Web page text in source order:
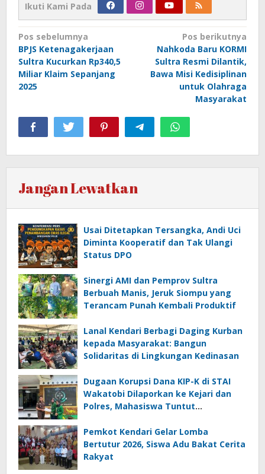
Ikuti Kami Pada
Navigasi
pos
Pos sebelumnya
BPJS Ketenagakerjaan
Sultra Kucurkan Rp340,5
Miliar Klaim Sepanjang
2025
Pos berikutnya
Nahkoda Baru KORMI
Sultra Resmi Dilantik,
Bawa Misi Kedisiplinan
untuk Olahraga
Masyarakat
Jangan Lewatkan
Usai Ditetapkan Tersangka, Andi Uci
Diminta Kooperatif dan Tak Ulangi
Status DPO
Sinergi AMI dan Pemprov Sultra
Berbuah Manis, Jeruk Siompu yang
Terancam Punah Kembali Produktif
Lanal Kendari Berbagi Daging Kurban
kepada Masyarakat: Bangun
Solidaritas di Lingkungan Kedinasan
Dugaan Korupsi Dana KIP-K di STAI
Wakatobi Dilaporkan ke Kejari dan
Polres, Mahasiswa Tuntut
Pemkot Kendari Gelar Lomba
Bertutur 2026, Siswa Adu Bakat Cerita
Rakyat